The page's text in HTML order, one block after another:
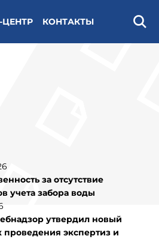
ЦЕНТР КОНТАКТЫ
за отсутствие
учета забора воды
утвердил новый
проведения экспертиз и